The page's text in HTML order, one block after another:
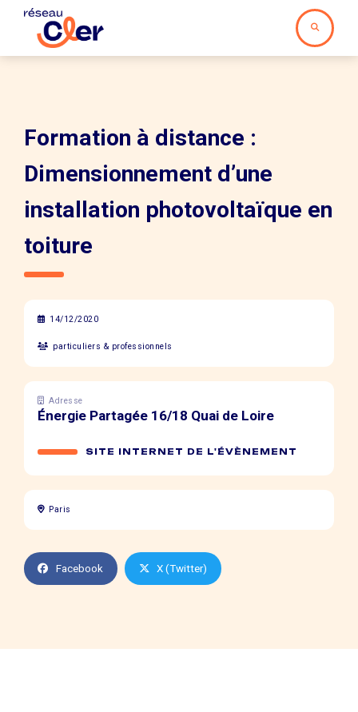
Formation à distance :
Dimensionnement d’une
installation photovoltaïque en
toiture
14/12/2020
particuliers & professionnels
Adresse
Énergie Partagée 16/18 Quai de Loire
SITE INTERNET DE L'ÉVÈNEMENT
Paris
Facebook X (Twitter)